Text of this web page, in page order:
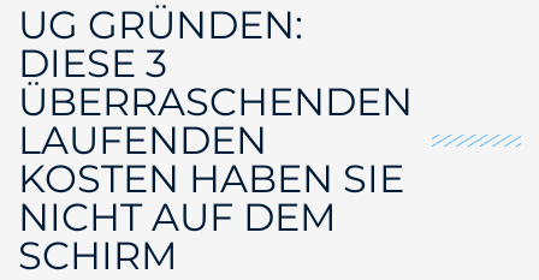
UG GRÜNDEN:
DIESE 3
ÜBERRASCHENDEN
LAUFENDEN
KOSTEN HABEN SIE
NICHT AUF DEM
SCHIRM